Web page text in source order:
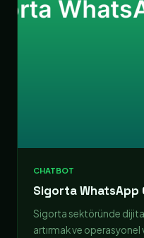
CHATBOT
Sigorta WhatsApp
Sigorta sektöründe
artırmak ve